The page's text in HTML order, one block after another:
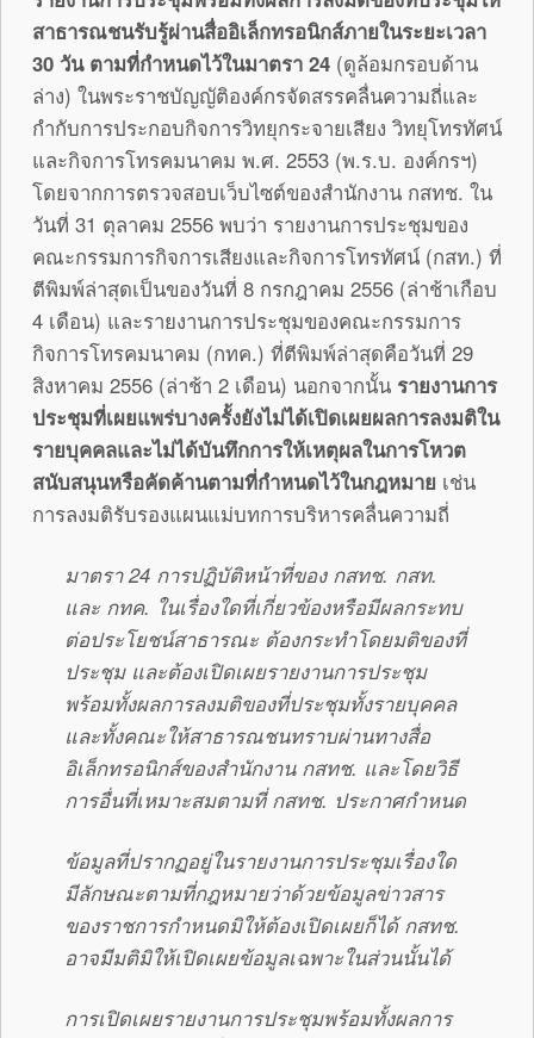
สาธารณชนรับรู้ผ่านสื่ออิเล็กทรอนิกส์ภายในระยะเวลา
30 วัน ตามที่กำหนดไว้ในมาตรา 24 (ดูล้อมกรอบด้าน
ล่าง) ในพระราชบัญญัติองค์กรจัดสรรคลื่นความถี่และ
กำกับการประกอบกิจการวิทยุกระจายเสียง วิทยุโทรทัศน์
และกิจการโทรคมนาคม พ.ศ. 2553 (พ.ร.บ. องค์กรฯ)
โดยจากการตรวจสอบเว็บไซต์ของสำนักงาน กสทช. ใน
วันที่ 31 ตุลาคม 2556 พบว่า รายงานการประชุมของ
คณะกรรมการกิจการเสียงและกิจการโทรทัศน์ (กสท.) ที่
ตีพิมพ์ล่าสุดเป็นของวันที่ 8 กรกฎาคม 2556 (ล่าช้าเกือบ
4 เดือน) และรายงานการประชุมของคณะกรรมการ
กิจการโทรคมนาคม (กทค.) ที่ตีพิมพ์ล่าสุดคือวันที่ 29
สิงหาคม 2556 (ล่าช้า 2 เดือน) นอกจากนั้น รายงานการ
ประชุมที่เผยแพร่บางครั้งยังไม่ได้เปิดเผยผลการลงมติใน
รายบุคคลและไม่ได้บันทึกการให้เหตุผลในการโหวต
สนับสนุนหรือคัดค้านตามที่กำหนดไว้ในกฎหมาย เช่น
การลงมติรับรองแผนแม่บทการบริหารคลื่นความถี่
มาตรา 24 การปฏิบัติหน้าที่ของ กสทช. กสท.
และ กทค. ในเรื่องใดที่เกี่ยวข้องหรือมีผลกระทบ
ต่อประโยชน์สาธารณะ ต้องกระทําโดยมติของที่
ประชุม และต้องเปิดเผยรายงานการประชุม
พร้อมทั้งผลการลงมติของที่ประชุมทั้งรายบุคคล
และทั้งคณะให้สาธารณชนทราบผ่านทางสื่อ
อิเล็กทรอนิกส์ของสํานักงาน กสทช. และโดยวิธี
การอื่นที่เหมาะสมตามที่ กสทช. ประกาศกําหนด
ข้อมูลที่ปรากฏอยู่ในรายงานการประชุมเรื่องใด
มีลักษณะตามที่กฎหมายว่าด้วยข้อมูลข่าวสาร
ของราชการกําหนดมิให้ต้องเปิดเผยก็ได้ กสทช.
อาจมีมติมิให้เปิดเผยข้อมูลเฉพาะในส่วนนั้นได้
การเปิดเผยรายงานการประชุมพร้อมทั้งผลการ